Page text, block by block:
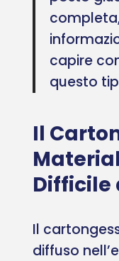
capire
questo
Il
Difficile
Il
diffuso